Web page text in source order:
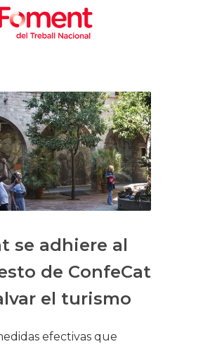
se adhiere al
de ConfeCat
el turismo
efectivas que